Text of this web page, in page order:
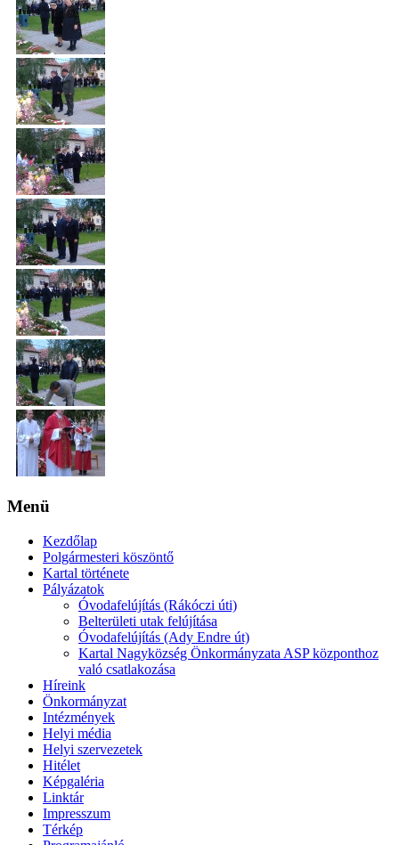
Menü
Kezdőlap
Polgármesteri köszöntő
Kartal története
Pályázatok
Óvodafelújítás (Rákóczi úti)
Belterületi utak felújítása
Óvodafelújítás (Ady Endre út)
Kartal Nagyközség Önkormányzata ASP központhoz
való csatlakozása
Híreink
Önkormányzat
Intézmények
Helyi média
Helyi szervezetek
Hitélet
Képgaléria
Linktár
Impresszum
Térkép